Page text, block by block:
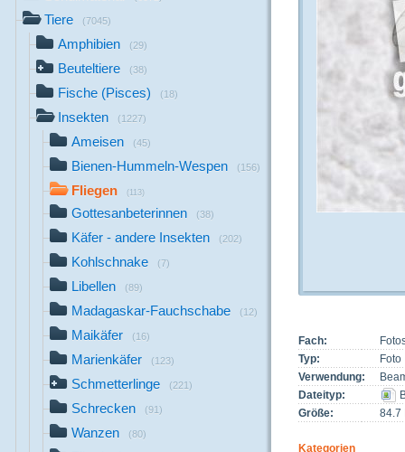
Tiere (7045)
Amphibien (29)
Beuteltiere (38)
Fische (Pisces) (18)
Insekten (1227)
Ameisen (45)
Bienen-Hummeln-Wespen (156)
Fliegen (113)
Gottesanbeterinnen (38)
Käfer - andere Insekten (202)
Kohlschnake (7)
Libellen (89)
Madagaskar-Fauchschabe (12)
Maikäfer (16)
Marienkäfer (123)
Schmetterlinge (221)
Schrecken (91)
Wanzen (80)
Fach:
Typ:
Foto
Verwendung:
Dateityp:
Größe:
84.7
Kategorien